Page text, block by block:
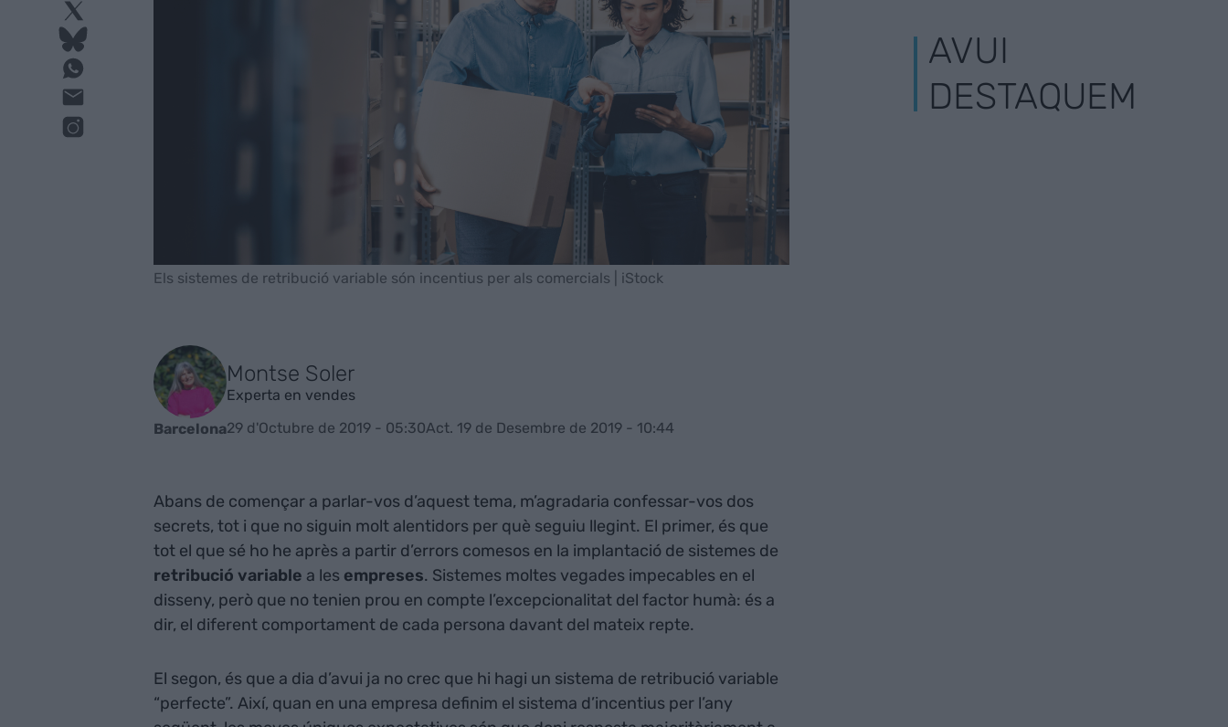
Els sistemes de retribució variable són incentius per als comercials | iStock
Montse Soler
Experta en vendes
Barcelona29 d'Octubre de 2019 - 05:30Act. 19 de Desembre de 2019 - 10:44
Abans de començar a parlar-vos d’aquest tema, m’agradaria confessar-vos dos
secrets, tot i que no siguin molt alentidors per què seguiu llegint. El primer, és que
tot el que sé ho he après a partir d’errors comesos en la implantació de sistemes de
retribució variable a les empreses. Sistemes moltes vegades impecables en el
disseny, però que no tenien prou en compte l’excepcionalitat del factor humà: és a
dir, el diferent comportament de cada persona davant del mateix repte.
El segon, és que a dia d’avui ja no crec que hi hagi un sistema de retribució variable
“perfecte”. Així, quan en una empresa definim el sistema d’incentius per l’any
AVUI
DESTAQUEM